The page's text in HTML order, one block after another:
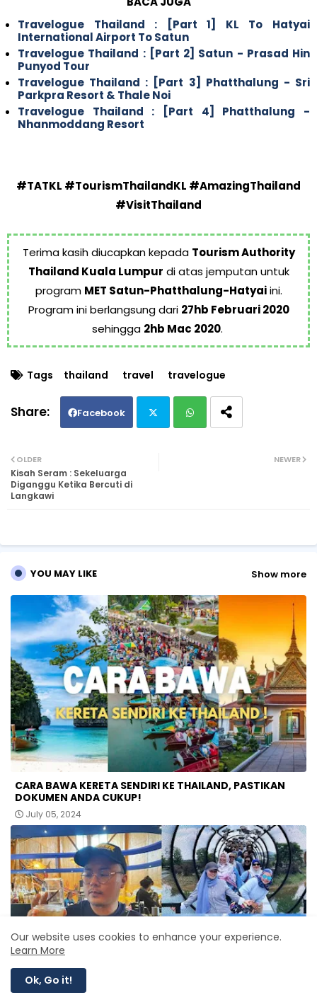
Travelogue Thailand : [Part 1] KL To Hatyai
International Airport To Satun
Travelogue Thailand : [Part 2] Satun - Prasad Hin
Punyod Tour
Travelogue Thailand : [Part 3] Phatthalung - Sri
Parkpra Resort & Thale Noi
Travelogue Thailand : [Part 4] Phatthalung -
Nhanmoddang Resort
#TATKL #TourismThailandKL #AmazingThailand
#VisitThailand
Terima kasih diucapkan kepada Tourism Authority
Thailand Kuala Lumpur di atas jemputan untuk
program MET Satun-Phatthalung-Hatyaiini.
Program ini berlangsung dari 27hb Februari 2020
sehingga 2hb Mac 2020.
Tags thailand travel travelogue
Facebook
NEWER
OLDER
Kisah Seram : Sekeluarga
Diganggu Ketika Bercuti di
Langkawi
YOU MAY LIKE Show more
CARA BAWA KERETA SENDIRI KE THAILAND, PASTIKAN
DOKUMEN ANDA CUKUP!
July 05, 2024
Our website uses cookies to enhance your experience.
Learn More
Ok, Go it!